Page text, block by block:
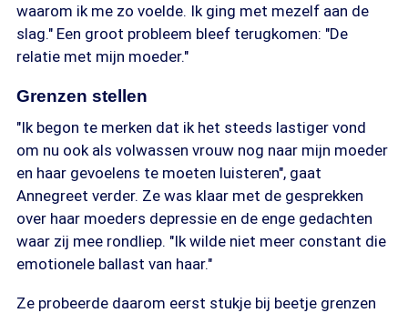
waarom ik me zo voelde. Ik ging met mezelf aan de
slag." Een groot probleem bleef terugkomen: "De
relatie met mijn moeder."
Grenzen stellen
"Ik begon te merken dat ik het steeds lastiger vond
om nu ook als volwassen vrouw nog naar mijn moeder
en haar gevoelens te moeten luisteren", gaat
Annegreet verder. Ze was klaar met de gesprekken
over haar moeders depressie en de enge gedachten
waar zij mee rondliep. "Ik wilde niet meer constant die
emotionele ballast van haar."
Ze probeerde daarom eerst stukje bij beetje grenzen